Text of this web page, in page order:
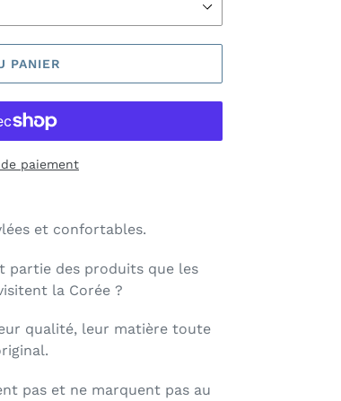
PANIER
paiement
et confortables.
partie des produits que les
la Corée ?
qualité, leur matière toute
pas et ne marquent pas au